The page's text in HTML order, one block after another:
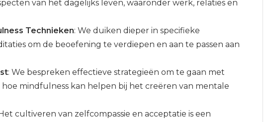
van het dagelijks leven, waaronder werk, relaties en
Technieken: We duiken dieper in specifieke
om de beoefening te verdiepen en aan te passen aan
: We bespreken effectieve strategieën om te gaan met
mindfulness kan helpen bij het creëren van mentale
cultiveren van zelfcompassie en acceptatie is een